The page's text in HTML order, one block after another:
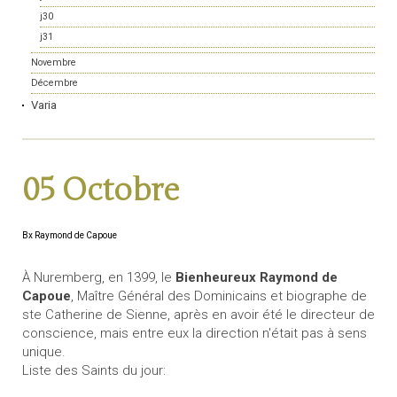
j30
j31
Novembre
Décembre
Varia
05 Octobre
Bx Raymond de Capoue
À Nuremberg, en 1399, le Bienheureux Raymond de
Capoue, Maître Général des Dominicains et biographe de
ste Catherine de Sienne, après en avoir été le directeur de
conscience, mais entre eux la direction n'était pas à sens
unique.
Liste des Saints du jour: